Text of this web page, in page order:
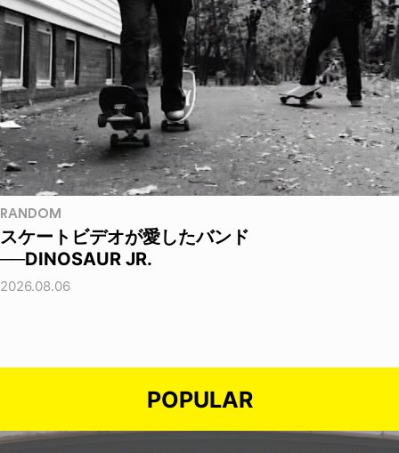
RANDOM
スケートビデオが愛したバンド
──DINOSAUR JR.
2026.08.06
POPULAR